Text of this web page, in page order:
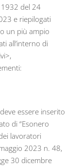
1932 del 24
e riepilogati
un più ampio
all’interno di
essere inserito
di “Esonero
lavoratori
2023 n. 48,
30 dicembre